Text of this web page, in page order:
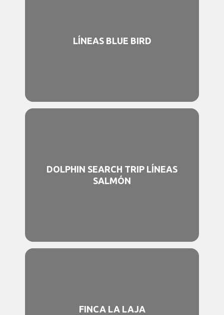
LÍNEAS BLUE BIRD
DOLPHIN SEARCH TRIP LÍNEAS
SALMÓN
FINCA LA LAJA